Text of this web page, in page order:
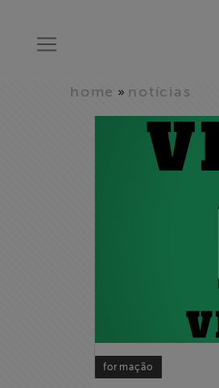
home » notícias
formação